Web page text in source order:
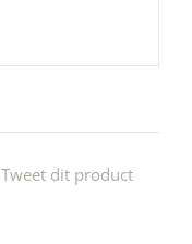
Tweet dit product